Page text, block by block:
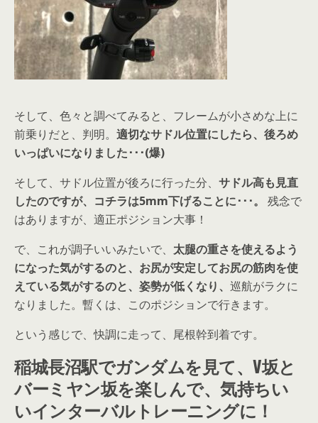
そして、色々と調べてみると、フレームが小さめな上に
前乗りだと、判明。 適切なサドル位置にしたら、後ろめ
いっぱいになりました･･･(爆)
そして、サドル位置が後ろに行った分、 サドル高も見直
したのですが、コチラは5mm下げることに･･･。
残念で
はありますが、適正ポジション大事！
で、これが調子いいみたいで、 太腿の重さを使えるよう
になった気がするのと、お尻が安定してお尻の筋肉を使
えている気がするのと、姿勢が低くなり、 巡航がラクに
なりました。暫くは、このポジションで行きます。
という感じで、快調に走って、尾根幹到着です。
稲城長沼駅でガンダムを見て、V坂と
バーミヤン坂を楽しんで、気持ちい
いインターバルトレーニングに！